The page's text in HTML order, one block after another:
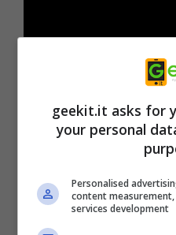
Factory ha
avventura / visual novel
geekit.it asks for
your personal
Personalised
content
services development